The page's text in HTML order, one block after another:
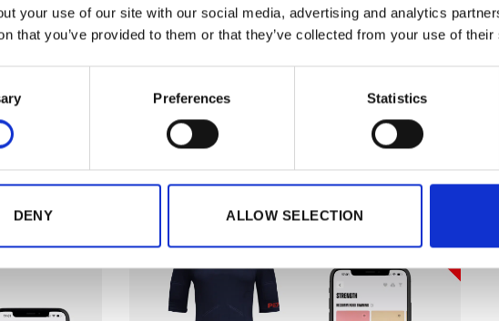
your use of our site with our social media, advertising and analytics
that you’ve provided to them or that they’ve collected from your use of
Preferences Statistics
DENY ALLOW SELECTION
di 3
2 x tute EMS
mesi